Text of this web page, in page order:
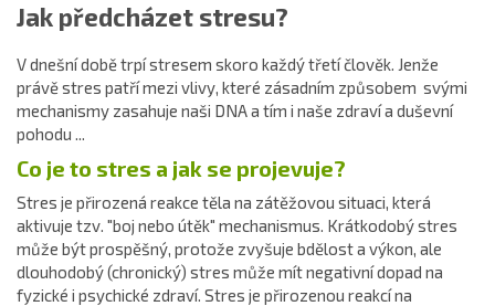
Jak předcházet stresu?
V dnešní době trpí stresem skoro každý třetí člověk. Jenže
právě stres patří mezi vlivy, které zásadním způsobem svými
mechanismy zasahuje naši DNA a tím i naše zdraví a duševní
pohodu ...
Co je to stres a jak se projevuje?
Stres je přirozená reakce těla na zátěžovou situaci, která
aktivuje tzv. "boj nebo útěk" mechanismus. Krátkodobý stres
může být prospěšný, protože zvyšuje bdělost a výkon, ale
dlouhodobý (chronický) stres může mít negativní dopad na
fyzické i psychické zdraví. Stres je přirozenou reakcí na